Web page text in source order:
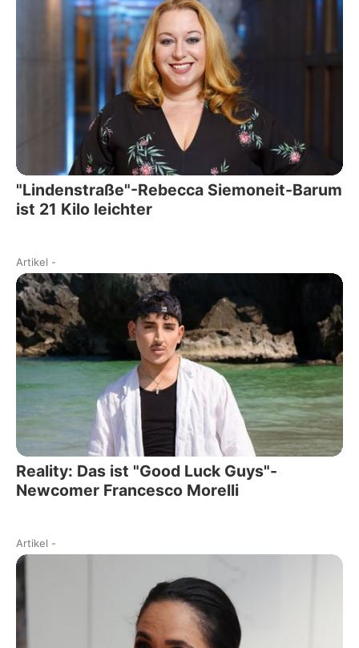
"Lindenstraße"-Rebecca Siemoneit-Barum
ist 21 Kilo leichter
Artikel -
Reality: Das ist "Good Luck Guys"-
Newcomer Francesco Morelli
Artikel -